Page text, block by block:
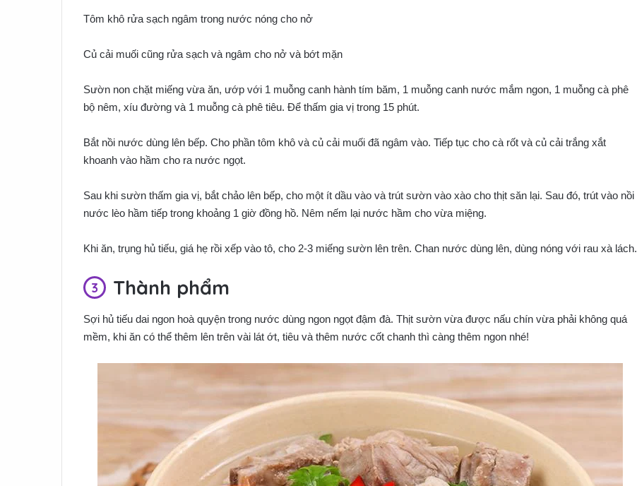
Tôm khô rửa sạch ngâm trong nước nóng cho nở
Củ cải muối cũng rửa sạch và ngâm cho nở và bớt mặn
Sườn non chặt miếng vừa ăn, ướp với 1 muỗng canh hành tím băm, 1 muỗng canh nước mắm ngon, 1 muỗng cà phê
bộ nêm, xíu đường và 1 muỗng cà phê tiêu. Để thấm gia vị trong 15 phút.
Bắt nồi nước dùng lên bếp. Cho phần tôm khô và củ cải muối đã ngâm vào. Tiếp tục cho cà rốt và củ cải trắng xắt
khoanh vào hầm cho ra nước ngọt.
Sau khi sườn thấm gia vị, bắt chảo lên bếp, cho một ít dầu vào và trút sườn vào xào cho thịt săn lại. Sau đó, trút vào nồi
nước lèo hầm tiếp trong khoảng 1 giờ đồng hồ. Nêm nếm lại nước hầm cho vừa miệng.
Khi ăn, trụng hủ tiếu, giá hẹ rồi xếp vào tô, cho 2-3 miếng sườn lên trên. Chan nước dùng lên, dùng nóng với rau xà lách.
Thành phẩm
Sợi hủ tiếu dai ngon hoà quyện trong nước dùng ngon ngọt đậm đà. Thịt sườn vừa được nấu chín vừa phải không quá
mềm, khi ăn có thể thêm lên trên vài lát ớt, tiêu và thêm nước cốt chanh thì càng thêm ngon nhé!